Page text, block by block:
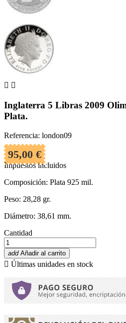
 
Inglaterra 5 Libras 2009
Plata.
Referencia: london09
95,00 €
Impuestos incluidos
Composición: Plata 925 mil.
Peso: 28,28 gr.
Diámetro: 38,61 mm.
Cantidad
add Añadir al carrito
 Últimas unidades en stock